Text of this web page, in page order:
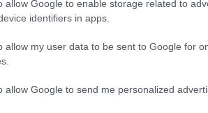
allow Google to enable storage related to
identifiers in apps.
allow my user data to be sent to Google for
allow Google to send me personalized
Γιατί όταν είσαι στην
έχεις δει και τις ειδήσεις
είναι να πας να γράψεις αυτά
Σε μια άλλη κοινωνία,
πολιτισμικό, αυτά όλα
περιόδο πνευματικά».